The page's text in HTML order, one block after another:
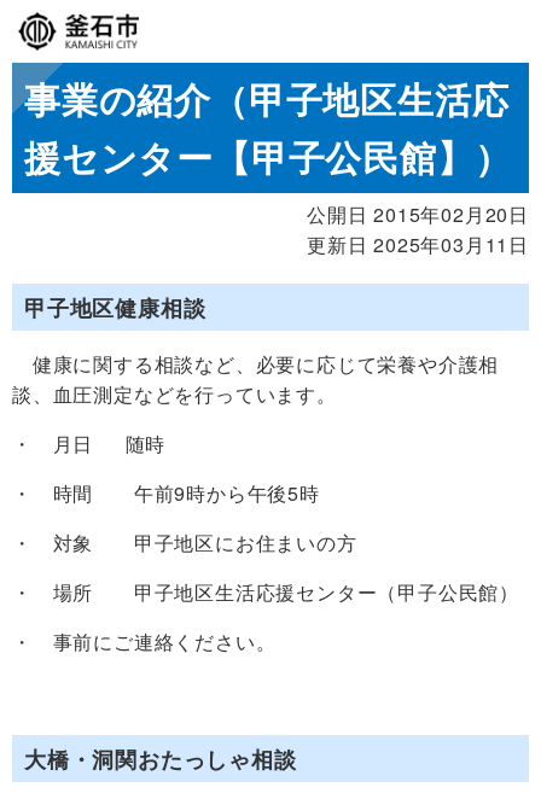
事業の紹介（甲子地区生活応
援センター【甲子公民館】）
公開日 2015年02月20日
更新日 2025年03月11日
甲子地区健康相談
健康に関する相談など、必要に応じて栄養や介護相
談、血圧測定などを行っています。
・ 月日 随時
・ 時間 午前9時から午後5時
・ 対象 甲子地区にお住まいの方
・ 場所 甲子地区生活応援センター（甲子公民館）
・ 事前にご連絡ください。
大橋・洞関おたっしゃ相談